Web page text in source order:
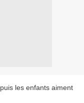
les enfants aiment